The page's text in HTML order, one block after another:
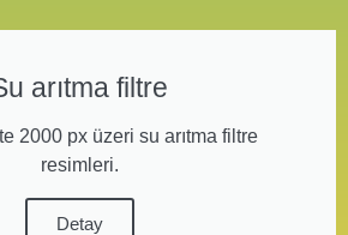
arıtma filtre
2000 px üzeri su arıtma filtre
resimleri.
Detay